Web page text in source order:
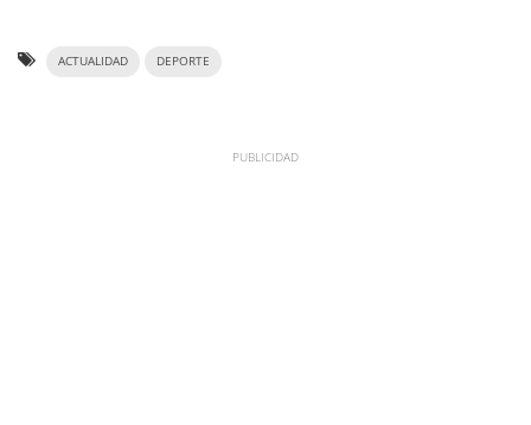
ACTUALIDAD DEPORTE